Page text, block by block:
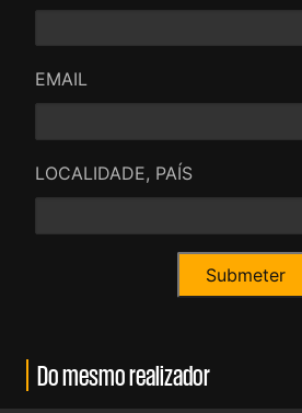
EMAIL
LOCALIDADE, PAÍS
Do mesmo realizador